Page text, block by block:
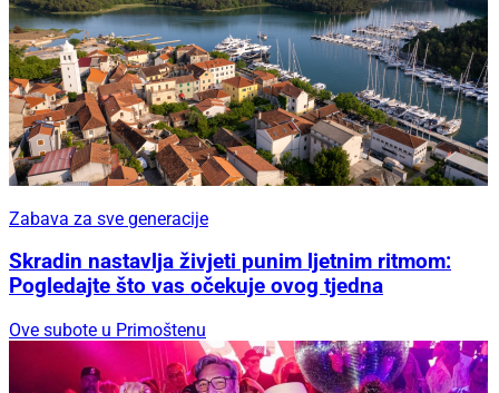
Zabava za sve generacije
Skradin nastavlja živjeti punim ljetnim ritmom:
Pogledajte što vas očekuje ovog tjedna
Ove subote u Primoštenu